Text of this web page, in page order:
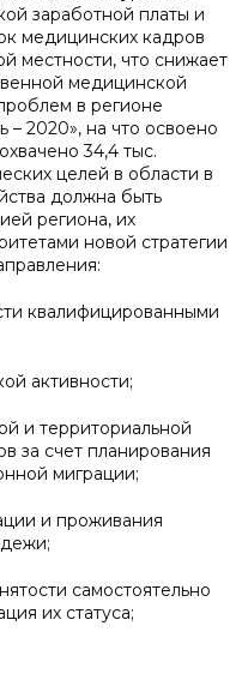
заработной платы и
медицинских кадров
местности, что снижает
медицинской
в регионе
– 2020», на что освоено
34,4 тыс.
целей в области в
должна быть
региона, их
новой стратегии
квалифицированными
активности;
и территориальной
за счет планирования
миграции;
и проживания
самостоятельно
их статуса;